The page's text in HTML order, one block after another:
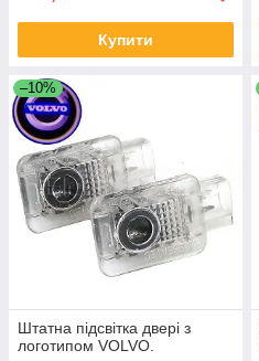
Купити
–10%
Штатна підсвітка двері з
логотипом VOLVO.